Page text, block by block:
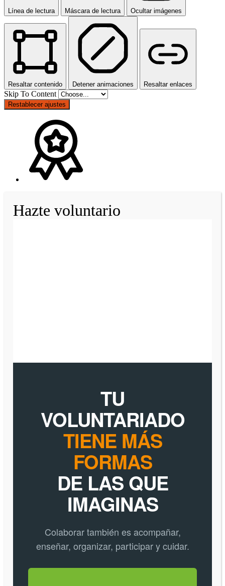
Línea de lectura Máscara de lectura Ocultar imágenes
Resaltar contenido Detener animaciones Resaltar enlaces
Skip To Content
Restablecer ajustes
Hazte voluntario
TU
VOLUNTARIADO
TIENE MÁS
FORMAS
DE LAS QUE
IMAGINAS
Colaborar también es acompañar,
enseñar, organizar, participar y cuidar.